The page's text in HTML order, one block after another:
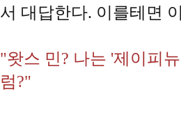
서 대답한다. 이를테면
"왓스 민? 나는 '제이피
럼?"